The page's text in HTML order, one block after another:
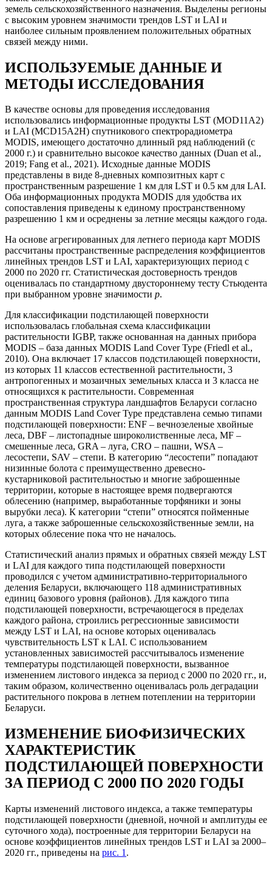
земель сельскохозяйственного назначения. Выделены регионы
с высоким уровнем значимости трендов LST и LAI и
наиболее сильным проявлением положительных обратных
связей между ними.
ИСПОЛЬЗУЕМЫЕ ДАННЫЕ И
МЕТОДЫ ИССЛЕДОВАНИЯ
В качестве основы для проведения исследования
использовались информационные продукты LST (MOD11A2)
и LAI (MCD15A2H) спутникового спектрорадиометра
MODIS, имеющего достаточно длинный ряд наблюдений (с
2000 г.) и сравнительно высокое качество данных (Duan et al.,
2019; Fang et al., 2021). Исходные данные MODIS
представлены в виде 8-дневных композитных карт с
пространственным разрешение 1 км для LST и 0.5 км для LAI.
Оба информационных продукта MODIS для удобства их
сопоставления приведены к единому пространственному
разрешению 1 км и осреднены за летние месяцы каждого года.
На основе агрегированных для летнего периода карт MODIS
рассчитаны пространственные распределения коэффициентов
линейных трендов LST и LAI, характеризующих период с
2000 по 2020 гг. Статистическая достоверность трендов
оценивалась по стандартному двустороннему тесту Стьюдента
при выбранном уровне значимости p.
Для классификации подстилающей поверхности
использовалась глобальная схема классификации
растительности IGBP, также основанная на данных прибора
MODIS – база данных MODIS Land Cover Type (Friedl et al.,
2010). Она включает 17 классов подстилающей поверхности,
из которых 11 классов естественной растительности, 3
антропогенных и мозаичных земельных класса и 3 класса не
относящихся к растительности. Современная
пространственная структура ландшафтов Беларуси согласно
данным MODIS Land Cover Type представлена семью типами
подстилающей поверхности: ENF – вечнозеленые хвойные
леса, DBF – листопадные широколиственные леса, MF –
смешенные леса, GRA – луга, CRO – пашни, WSA –
лесостепи, SAV – степи. В категорию “лесостепи” попадают
низинные болота с преимущественно древесно-
кустарниковой растительностью и многие заброшенные
территории, которые в настоящее время подвергаются
облесению (например, выработанные торфяники и зоны
вырубки леса). К категории “степи” относятся пойменные
луга, а также заброшенные сельскохозяйственные земли, на
которых облесение пока что не началось.
Статистический анализ прямых и обратных связей между LST
и LAI для каждого типа подстилающей поверхности
проводился с учетом административно-территориального
деления Беларуси, включающего 118 административных
единиц базового уровня (районов). Для каждого типа
подстилающей поверхности, встречающегося в пределах
каждого района, строились регрессионные зависимости
между LST и LAI, на основе которых оценивалась
чувствительность LST к LAI. С использованием
установленных зависимостей рассчитывалось изменение
температуры подстилающей поверхности, вызванное
изменением листового индекса за период с 2000 по 2020 гг., и,
таким образом, количественно оценивалась роль деградации
растительного покрова в летнем потеплении на территории
Беларуси.
ИЗМЕНЕНИЕ БИОФИЗИЧЕСКИХ
ХАРАКТЕРИСТИК
ПОДСТИЛАЮЩЕЙ ПОВЕРХНОСТИ
ЗА ПЕРИОД С 2000 ПО 2020 ГОДЫ
Карты изменений листового индекса, а также температуры
подстилающей поверхности (дневной, ночной и амплитуды ее
суточного хода), построенные для территории Беларуси на
основе коэффициентов линейных трендов LST и LAI за 2000–
2020 гг., приведены на рис. 1 .